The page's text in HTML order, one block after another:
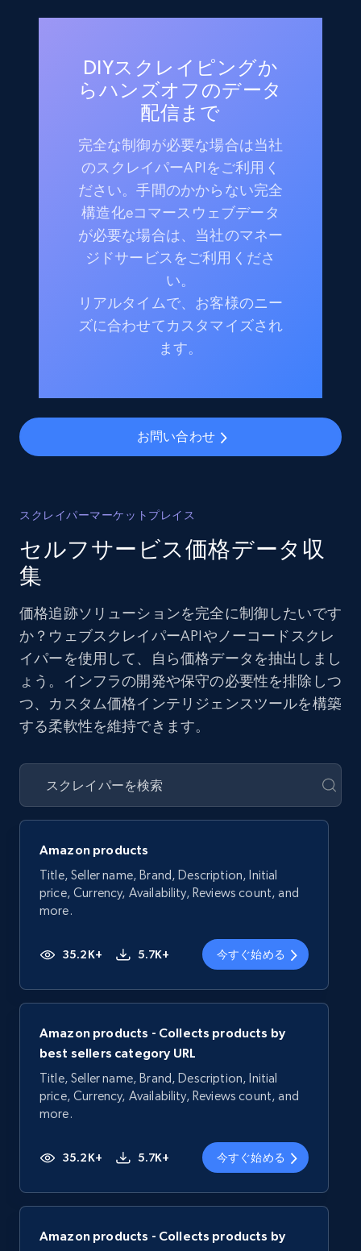
DIYスクレイピングか
らハンズオフのデータ
配信まで
完全な制御が必要な場合は当社
のスクレイパーAPIをご利用く
ださい。手間のかからない完全
構造化eコマースウェブデータ
が必要な場合は、当社のマネー
ジドサービスをご利用くださ
い。
リアルタイムで、お客様のニー
ズに合わせてカスタマイズされ
ます。
お問い合わせ
スクレイパーマーケットプレイス
セルフサービス価格データ収
集
価格追跡ソリューションを完全に制御したいです
か？ウェブスクレイパーAPIやノーコードスクレ
イパーを使用して、自ら価格データを抽出しまし
ょう。インフラの開発や保守の必要性を排除しつ
つ、カスタム価格インテリジェンスツールを構築
する柔軟性を維持できます。
Amazon products
Title, Seller name, Brand, Description, Initial
price, Currency, Availability, Reviews count, and
more.
35.2K+ 5.7K+ 今すぐ始める
Amazon products - Collects products by
best sellers category URL
Title, Seller name, Brand, Description, Initial
price, Currency, Availability, Reviews count, and
more.
35.2K+ 5.7K+ 今すぐ始める
Amazon products - Collects products by